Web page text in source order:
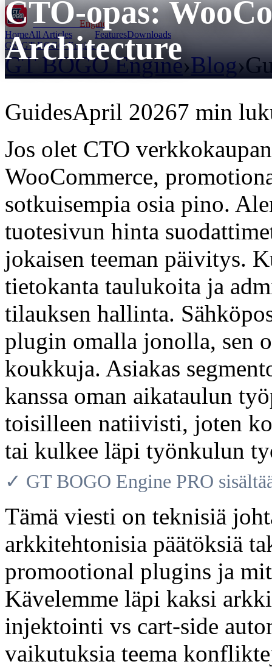
GT BOGO Engine
HomeAll Articles FeaturesDownloads
Get GT BOGO Engine →
GT BOGO Engine›Blog›
CTO-opas:
Architecture
GuidesApril 20267 min
Jos olet CTO
WooCommerce,
sotkuisempia osia pino.
tuotesivun hinta
jokaisen teeman päivitys.
tietokanta taulukoita ja
tilauksen hallinta.
plugin omalla jonolla, sen
koukkuja. Asiakas
kanssa oman aikataulun
toisilleen natiivisti, joten
tai kulkee läpi työnkulun
✓ GT BOGO Engine PRO
Tämä viesti on teknisiä
arkkitehtonisia päätöksiä
promootional plugins ja
Kävelemme läpi kaksi
injektointi vs cart-side
vaikutuksia teema